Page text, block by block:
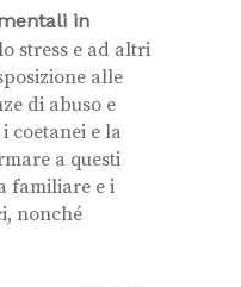
in
stress e ad altri
alle
di abuso e
coetanei e la
a questi
familiare e i
nonché